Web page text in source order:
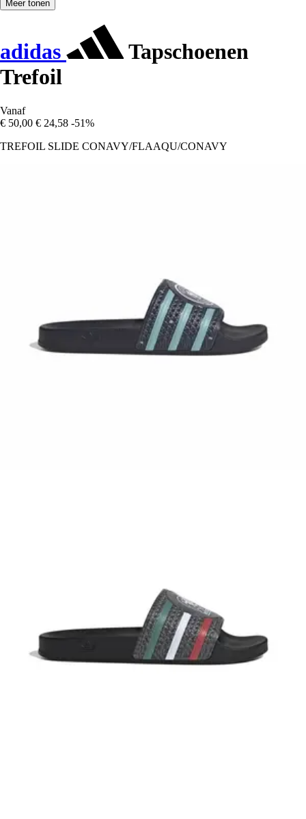
Meer tonen
adidas
Tapschoenen
Trefoil
Vanaf
€ 50,00 € 24,58 -51%
TREFOIL SLIDE CONAVY/FLAAQU/CONAVY